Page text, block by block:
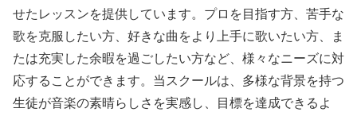
せたレッスンを提供しています。プロを目指す方、苦手な
歌を克服したい方、好きな曲をより上手に歌いたい方、ま
たは充実した余暇を過ごしたい方など、様々なニーズに対
応することができます。当スクールは、多様な背景を持つ
生徒が音楽の素晴らしさを実感し、目標を達成できるよ